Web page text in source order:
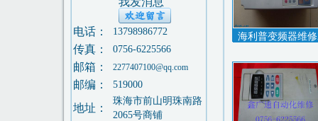
电话： 13798986772
传真： 0756-6225566
邮箱： 2277407100@qq.com
邮编： 519000
地址：
珠海市前山明珠南路
2065号商铺
海利普变频器维修